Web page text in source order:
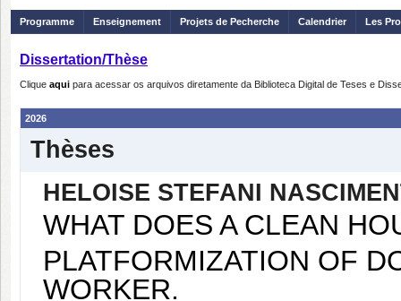
Programme Enseignement Projets de Pecherche Calendrier Les
Dissertation/Thèse
Clique aqui para acessar os arquivos diretamente da Biblioteca Digital de Teses e
2026
Thèses
HELOISE STEFANI
WHAT DOES A CLEAN
PLATFORMIZATION OF
WORKER.